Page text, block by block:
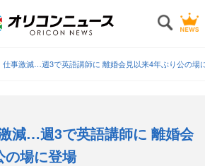
仕事激減…週3で英語講師に 離婚会見以来4年ぶり公の場
減…週3で英語講師に 離婚会
の場に登場